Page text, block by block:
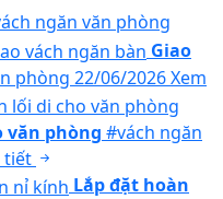
ngăn văn phòng
Giao
phòng 22/06/2026Xem
văn phòng #vách ngăn
tiết
Lắp đặt hoàn